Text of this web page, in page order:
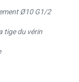
Ø10 G1/2
tige du vérin